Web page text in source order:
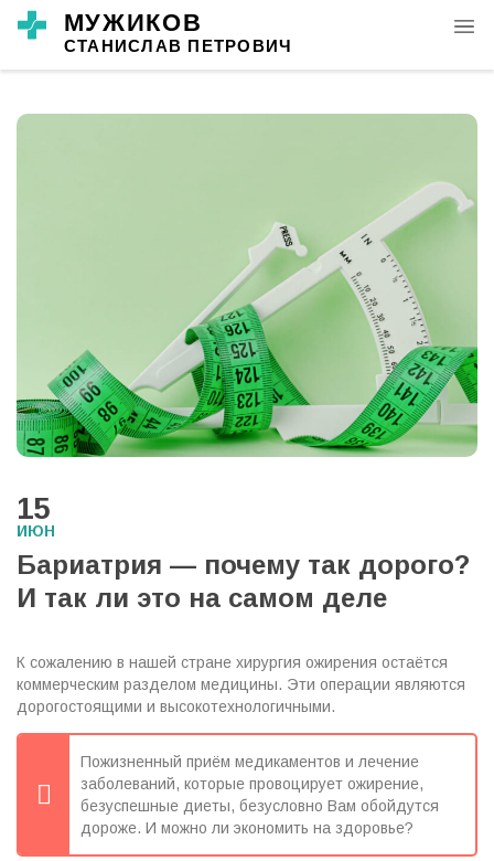
15
ИЮН
Бариатрия — почему так дорого?
И так ли это на самом деле
К сожалению в нашей стране хирургия ожирения остаётся
коммерческим разделом медицины. Эти операции являются
дорогостоящими и высокотехнологичными. ⠀
Пожизненный приём медикаментов и лечение
заболеваний, которые провоцирует ожирение,
безуспешные диеты, безусловно Вам обойдутся
дороже. И можно ли экономить на здоровье?⠀